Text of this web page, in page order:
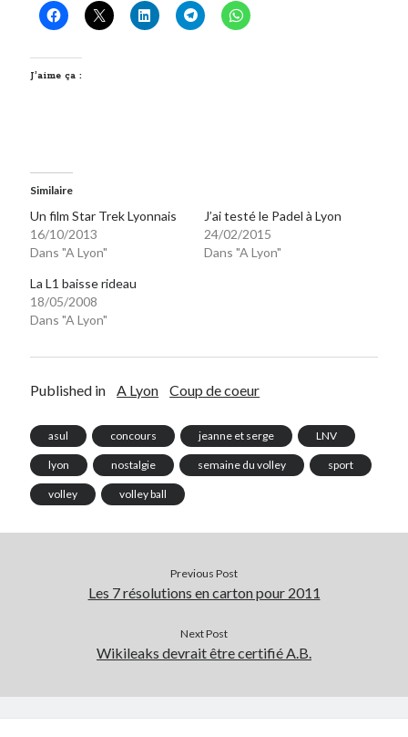
J’aime ça :
Similaire
Un film Star Trek Lyonnais
16/10/2013
Dans "A Lyon"
J’ai testé le Padel à Lyon
24/02/2015
Dans "A Lyon"
La L1 baisse rideau
18/05/2008
Dans "A Lyon"
Published in A Lyon Coup de coeur
asul concours jeanne et serge LNV
lyon nostalgie semaine du volley sport
volley volley ball
Previous Post
Les 7 résolutions en carton pour 2011
Next Post
Wikileaks devrait être certifié A.B.